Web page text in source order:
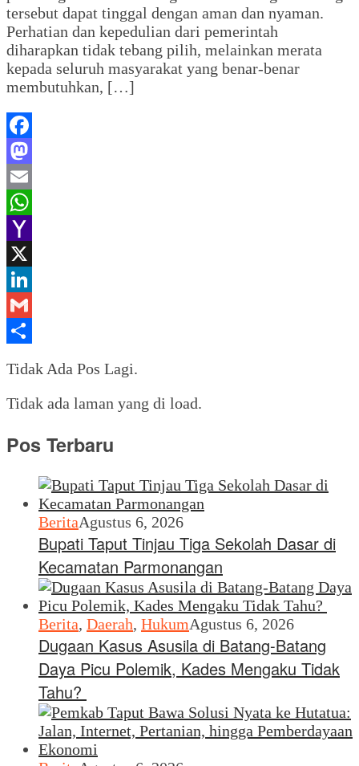
tersebut dapat tinggal dengan aman dan nyaman.
Perhatian dan kepedulian dari pemerintah
diharapkan tidak tebang pilih, melainkan merata
kepada seluruh masyarakat yang benar-benar
membutuhkan, […]
Facebook
Mastodon
Email
WhatsApp
Yahoo
Mail
X
LinkedIn
Gmail
Tidak Ada Pos Lagi.
Tidak ada laman yang di load.
Pos Terbaru
BeritaAgustus 6, 2026
Bupati Taput Tinjau Tiga Sekolah Dasar di
Kecamatan Parmonangan
Berita, Daerah, HukumAgustus 6, 2026
Dugaan Kasus Asusila di Batang-Batang
Daya Picu Polemik, Kades Mengaku Tidak
Tahu?